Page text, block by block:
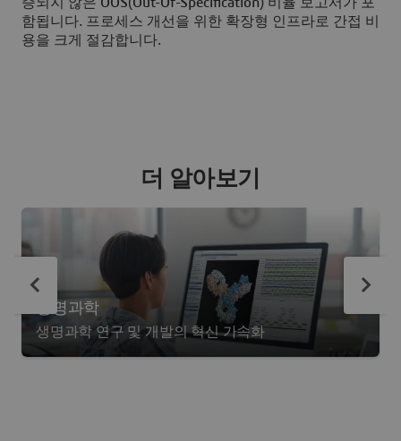
함됩니다. 프로세스 개선을 위한 확장형 인프라로 간접 비
용을 크게 절감합니다.
더 알아보기
생명과학
생명과학 연구 및 개발의 혁신 가속화